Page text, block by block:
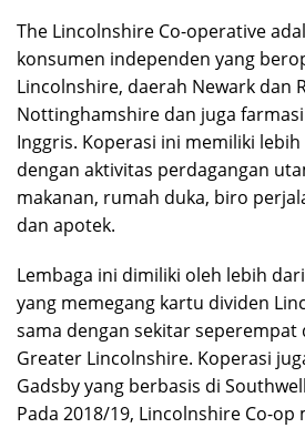
The Lincolnshire Co-operative
konsumen independen yang
Lincolnshire, daerah Newark dan
Nottinghamshire dan juga
Inggris. Koperasi ini memiliki
dengan aktivitas perdagangan
makanan, rumah duka, biro
dan apotek.
Lembaga ini dimiliki oleh lebih
yang memegang kartu dividen
sama dengan sekitar seperempat
Greater Lincolnshire. Koperasi
Gadsby yang berbasis di
Pada 2018/19, Lincolnshire Co-